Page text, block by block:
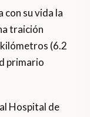
con su vida la
traición
(6.2
primario
Hospital de